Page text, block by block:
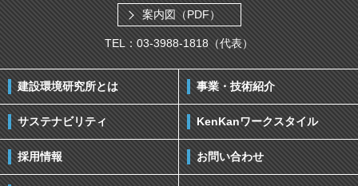
案内図（PDF）
TEL：03-3988-1818（代表）
建設環境研究所とは 事業・技術紹介
サステナビリティ KenKanワークスタイル
採用情報 お問い合わせ